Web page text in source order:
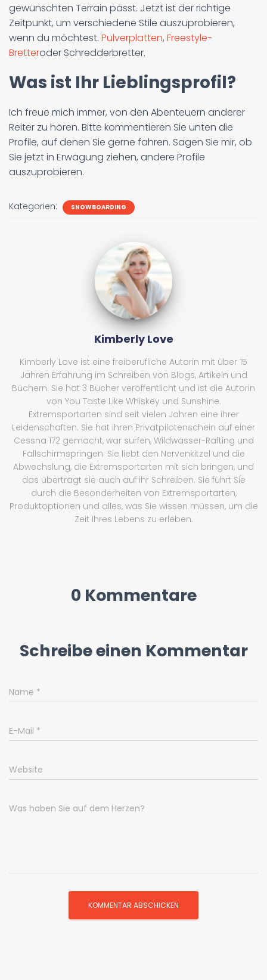
gewünschten Terrain passt. Jetzt ist der richtige
Zeitpunkt, um verschiedene Stile auszuprobieren,
wenn du möchtest. Pulverplatten, Freestyle-
Bretteroder Schredderbretter.
Was ist Ihr Lieblingsprofil?
Ich freue mich immer, von den Abenteuern anderer
Reiter zu hören. Bitte kommentieren Sie unten die
Profile, auf denen Sie gerne fahren. Sagen Sie mir, ob
Sie jetzt in Erwägung ziehen, andere Profile
auszuprobieren.
Kategorien: SNOWBOARDING
Kimberly Love
Kimberly Love ist eine freiberufliche Autorin mit über 15
Jahren Erfahrung im Schreiben von Blogs, Artikeln und
Büchern. Sie hat 3 Bücher veröffentlicht und ist die Autorin
von You Taste Like Whiskey und Sunshine.
Extremsportarten sind seit vielen Jahren eine ihrer
Leidenschaften. Sie hat ihren Privatpilotenschein auf einer
Cessna 172 gemacht, war surfen, Wildwasser-Rafting und
Fallschirmspringen. Sie liebt den Nervenkitzel und die
Abwechslung, die Extremsportarten mit sich bringen, und
das überträgt sie auch auf ihr Schreiben. Sie führt Sie
durch die Besonderheiten von Extremsportarten,
Produktoptionen und alles, was Sie wissen müssen, um die
Zeit Ihres Lebens zu erleben.
0 Kommentare
Schreibe einen Kommentar
Name *
E-Mail *
Website
Was haben Sie auf dem Herzen?